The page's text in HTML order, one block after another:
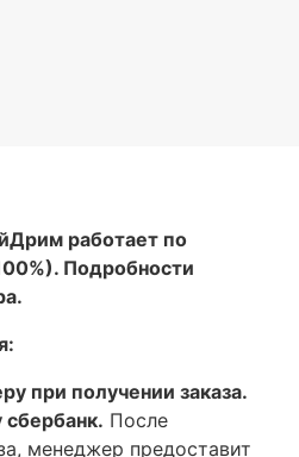
работает по
Подробности
при получении заказа.
сбербанк. После
менеджер предоставит